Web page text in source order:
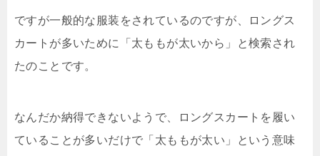
ですが一般的な服装をされているのですが、ロングス
カートが多いために「太ももが太いから」と検索され
たのことです。
なんだか納得できないようで、ロングスカートを履い
ていることが多いだけで「太ももが太い」という意味